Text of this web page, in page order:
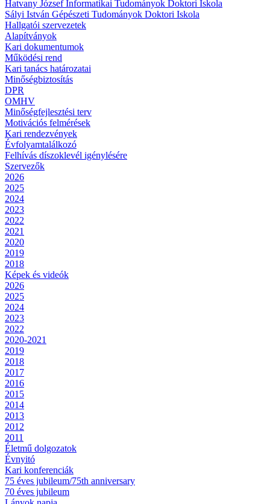
Hatvany József Informatikai Tudományok Doktori Iskola
Sályi István Gépészeti Tudományok Doktori Iskola
Hallgatói szervezetek
Alapítványok
Kari dokumentumok
Működési rend
Kari tanács határozatai
Minőségbiztosítás
DPR
OMHV
Minőségfejlesztési terv
Motivációs felmérések
Kari rendezvények
Évfolyamtalálkozó
Felhívás díszoklevél igénylésére
Szervezők
2026
2025
2024
2023
2022
2021
2020
2019
2018
Képek és videók
2026
2025
2024
2023
2022
2020-2021
2019
2018
2017
2016
2015
2014
2013
2012
2011
Életmű dolgozatok
Évnyitó
Kari konferenciák
75 éves jubileum/75th anniversary
70 éves jubileum